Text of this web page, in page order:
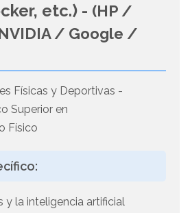
etc.) - (HP /
/ Google /
Físicas y Deportivas -
Superior en
Físico
y la inteligencia artificial